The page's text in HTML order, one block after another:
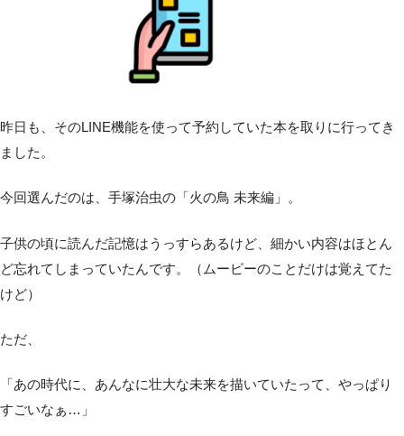
昨日も、そのLINE機能を使って予約していた本を取りに行ってき
ました。
今回選んだのは、手塚治虫の「火の鳥 未来編」。
子供の頃に読んだ記憶はうっすらあるけど、細かい内容はほとん
ど忘れてしまっていたんです。（ムーピーのことだけは覚えてた
けど）
ただ、
「あの時代に、あんなに壮大な未来を描いていたって、やっぱり
すごいなぁ…」